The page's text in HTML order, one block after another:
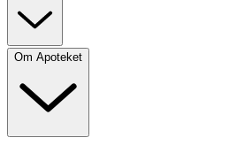
Om Apoteket